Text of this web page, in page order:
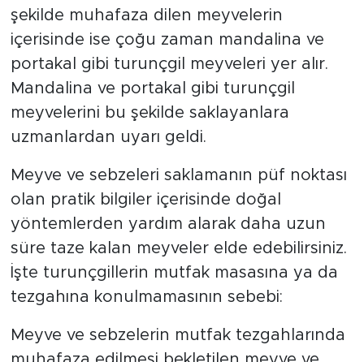
şekilde muhafaza dilen meyvelerin
içerisinde ise çoğu zaman mandalina ve
portakal gibi turunçgil meyveleri yer alır.
Mandalina ve portakal gibi turunçgil
meyvelerini bu şekilde saklayanlara
uzmanlardan uyarı geldi.
Meyve ve sebzeleri saklamanın püf noktası
olan pratik bilgiler içerisinde doğal
yöntemlerden yardım alarak daha uzun
süre taze kalan meyveler elde edebilirsiniz.
İşte turunçgillerin mutfak masasına ya da
tezgahına konulmamasının sebebi:
Meyve ve sebzelerin mutfak tezgahlarında